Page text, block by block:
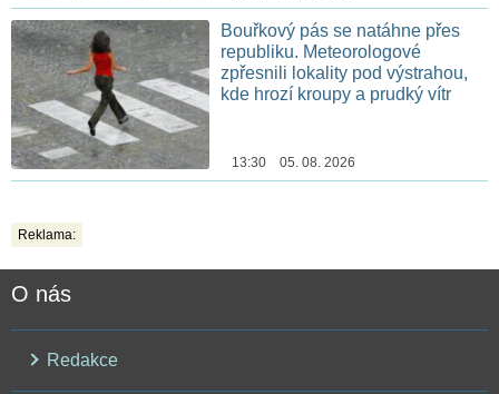
Bouřkový pás se natáhne přes
republiku. Meteorologové
zpřesnili lokality pod výstrahou,
kde hrozí kroupy a prudký vítr
13:30 05. 08. 2026
Reklama:
O nás
Redakce